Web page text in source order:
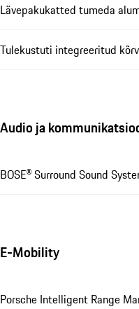
Lävepakukatted tumeda
Tulekustuti integreeritud
Audio ja
BOSE® Surround Sound
E-Mobility
Porsche Intelligent Range